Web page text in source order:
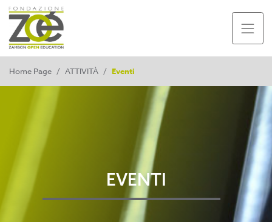
Home Page / ATTIVITÀ / Eventi
EVENTI